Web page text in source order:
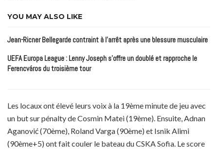
YOU MAY ALSO LIKE
Jean-Ricner Bellegarde contraint à l’arrêt après une blessure musculaire
UEFA Europa League : Lenny Joseph s’offre un doublé et rapproche le
Ferencváros du troisième tour
Les locaux ont élevé leurs voix à la 19ème minute de jeu avec
un but sur pénalty de Cosmin Matei (19ème). Ensuite, Adnan
Aganović (70ème), Roland Varga (90ème) et Isnik Alimi
(90ème+5) ont fait couler le bateau du CSKA Sofia. Le score